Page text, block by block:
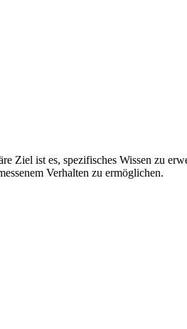
Ziel ist es, spezifisches Wissen zu
Verhalten zu ermöglichen.